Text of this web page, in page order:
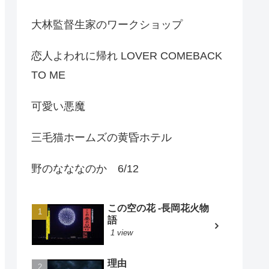
大林監督生家のワークショップ
恋人よわれに帰れ LOVER COMEBACK
TO ME
可愛い悪魔
三毛猫ホームズの黄昏ホテル
野のなななのか 6/12
この空の花 -長岡花火物
語
1 view
理由